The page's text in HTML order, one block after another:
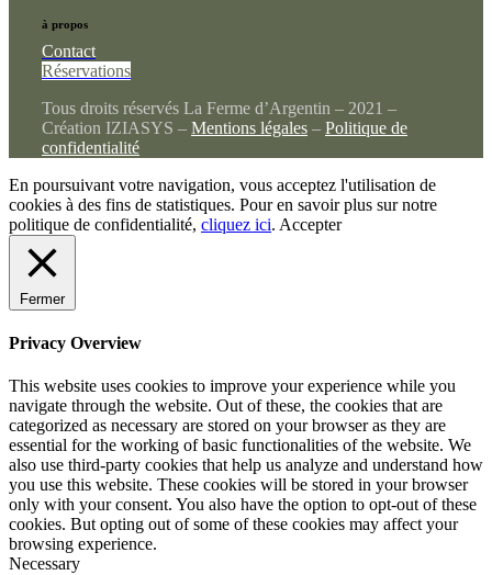
à propos
Contact
Réservations
Tous droits réservés La Ferme d’Argentin – 2021 –
Création IZIASYS – Mentions légales– Politique de
confidentialité
En poursuivant votre navigation, vous acceptez l'utilisation de
cookies à des fins de statistiques. Pour en savoir plus sur notre
politique de confidentialité, cliquez ici. Accepter
Fermer
Privacy Overview
This website uses cookies to improve your experience while you
navigate through the website. Out of these, the cookies that are
categorized as necessary are stored on your browser as they are
essential for the working of basic functionalities of the website. We
also use third-party cookies that help us analyze and understand how
you use this website. These cookies will be stored in your browser
only with your consent. You also have the option to opt-out of these
cookies. But opting out of some of these cookies may affect your
browsing experience.
Necessary